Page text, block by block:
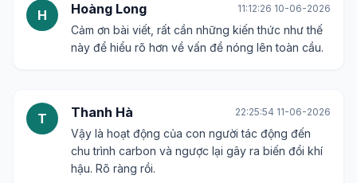
H Hoàng Long 11:12:26 10-06-2026
Cảm ơn bài viết, rất cần những kiến thức như thế
này để hiểu rõ hơn về vấn đề nóng lên toàn cầu.
T Thanh Hà 22:25:54 11-06-2026
Vậy là hoạt động của con người tác động đến
chu trình carbon và ngược lại gây ra biến đổi khí
hậu. Rõ ràng rồi.